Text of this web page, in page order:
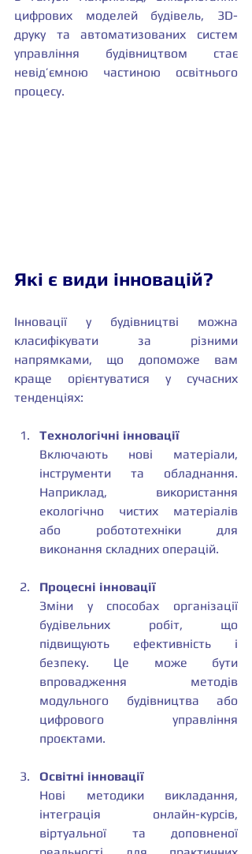
цифрових моделей будівель, 3D-
друку та автоматизованих систем
управління будівництвом стає
невід’ємною частиною освітнього
процесу.
Які є види інновацій?
Інновації у будівництві можна
класифікувати за різними
напрямками, що допоможе вам
краще орієнтуватися у сучасних
тенденціях:
Технологічні інновації
Включають нові матеріали,
інструменти та обладнання.
Наприклад, використання
екологічно чистих матеріалів
або робототехніки для
виконання складних операцій.
Процесні інновації
Зміни у способах організації
будівельних робіт, що
підвищують ефективність і
безпеку. Це може бути
впровадження методів
модульного будівництва або
цифрового управління
проєктами.
Освітні інновації
Нові методики викладання,
інтеграція онлайн-курсів,
віртуальної та доповненої